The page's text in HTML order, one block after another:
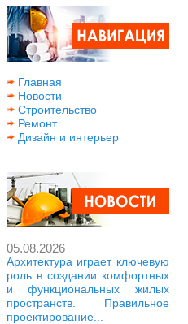
Главная
Новости
Строительство
Ремонт
Дизайн и интерьер
05.08.2026
Архитектура играет ключевую
роль в создании комфортных
и функциональных жилых
пространств. Правильное
проектирование...